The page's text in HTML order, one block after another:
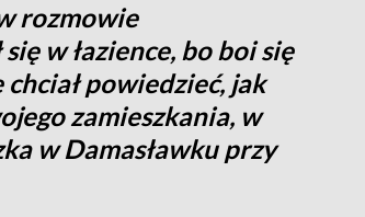
rozmowie
w łazience, bo boi się
powiedzieć, jak
zamieszkania, w
w Damasławku przy